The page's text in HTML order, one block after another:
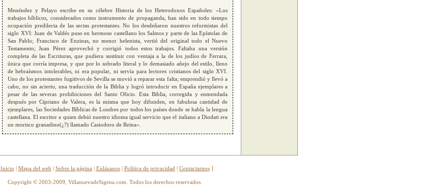
Menéndez y Pelayo escribe en su célebre Historia de los Heterodoxos Españoles: «Los
trabajos bíblicos, considerados como instrumento de propaganda, han sido en todo tiempo
ocupación predilecta de las sectas protestantes. No los desdeñaron nuestros reformistas del
siglo XVI: Juan de Valdés puso en hermoso castellano los Salmos y parte de las Epístolas de
San Pablo; Francisco de Enzinas, no menor helenista, vertió del original todo el Nuevo
Testamento; Juan Pérez aprovechó y corrigió todos estos trabajos. Faltaba una versión
completa de las Escrituras, que pudiera sustituir con ventaja a la de los judíos de Ferrara,
única que corría impresa, y que por lo sobrado literal y lo demasiado añejo del estilo, lleno
de hebraísmos intolerables, ni era popular, ni servía para lectores cristianos del siglo XVI.
Uno de los protestantes fugitivos de Sevilla se movió a reparar esta falta; emprendió y llevó a
cabo, no sin acierto, una traducción de la Biblia y logró introducir en España ejemplares a
pesar de las severas prohibiciones del Santo Oficio. Esta Biblia, corregida y enmendada
después por Cipriano de Valera, es la misma que hoy difunden, en fabulosa cantidad de
ejemplares, las Sociedades Bíblicas de Londres por todos los países donde se habla la lengua
castellana. El escritor a quien debió nuestro idioma igual servicio que el italiano a Diodati era
un morisco granadino(¿?) llamado Casiodoro de Reina».
Inicio | Mapa del web | Sobre la página | Enlázanos| Política de privacidad | Contactarnos]
Copyright © 2003-2009, VillanuevadeSigena.com. Todos los derechos reservados.